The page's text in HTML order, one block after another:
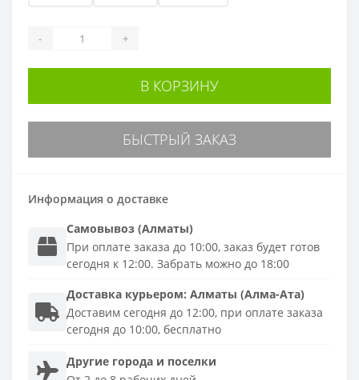
- +
В КОРЗИНУ
БЫСТРЫЙ ЗАКАЗ
Информация о доставке
Самовывоз (Алматы)
При оплате заказа до 10:00, заказ будет готов
сегодня к 12:00. Забрать можно до 18:00
Доставка курьером: Алматы (Алма-Ата)
Доставим сегодня до 12:00, при оплате заказа
сегодня до 10:00, бесплатно
Другие города и поселки